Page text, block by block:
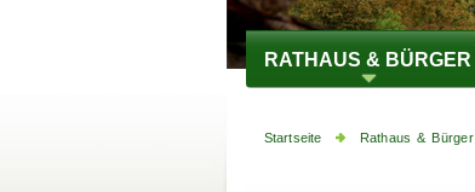
RATHAUS & BÜRGER
Startseite Rathaus & Bürger